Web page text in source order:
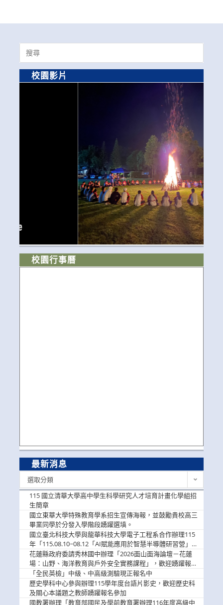
Search
for:
校園影片
校園行事曆
最新消息
選取分類
115 國立清華大學高中學生科學研究人才培育計畫化學組招
生簡章
國立東華大學特殊教育學系招生宣傳海報，並鼓勵貴校高三
畢業同學於分發入學階段踴躍選填。
國立臺北科技大學與龍華科技大學電子工程系合作辦理115
年「115.08.10~08.12「AI賦能應用於智慧半導體研習營」，
歡迎學生踴躍報名參加
花蓮縣政府委請秀林國中辦理「2026面山面海論壇－花蓮
場：山野、海洋教育與戶外安全實務課程」，歡迎踴躍報名
參加
「全民英檢」中級、中高級測驗現正報名中
歷史學科中心參與辦理115學年度台語片影史，歡迎歷史科
及關心本議題之教師踴躍報名參加
國教署辦理「教育部國民及學前教育署辦理116年度高級中